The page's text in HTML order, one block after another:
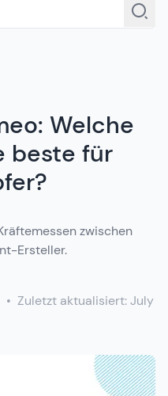
Welche
beste für
zwischen
Ersteller.
• Zuletzt aktualisiert:July